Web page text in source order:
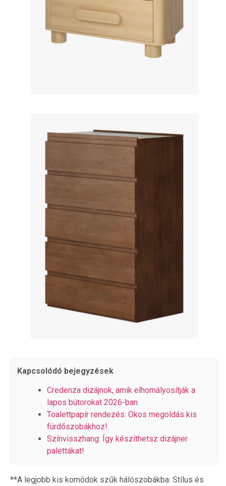
Kapcsolódó bejegyzések
Credenza dizájnok, amik elhomályosítják a
lapos bútorokat 2026-ban
Toalettpapír rendezés: Okos megoldás kis
fürdőszobákhoz!
Színvisszhang: Így készíthetsz dizájner
palettákat!
**A legjobb kis komódok szűk hálószobákba: Stílus és